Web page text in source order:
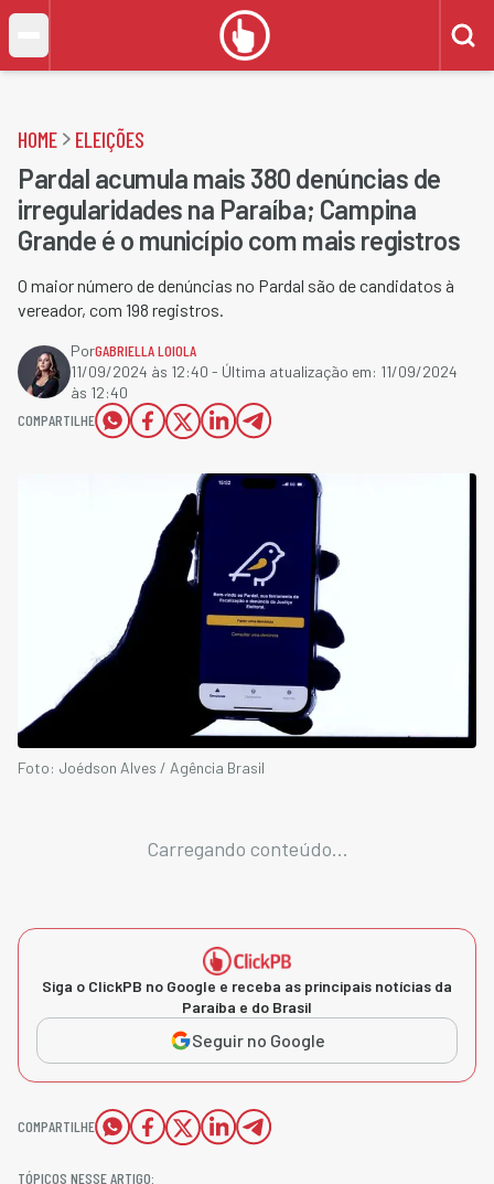
HOME ELEIÇÕES
Pardal acumula mais 380 denúncias de
irregularidades na Paraíba; Campina
Grande é o município com mais registros
O maior número de denúncias no Pardal são de candidatos à
vereador, com 198 registros.
PorGABRIELLA LOIOLA
11/09/2024 às 12:40 - Última atualização em: 11/09/2024
às 12:40
COMPARTILHE
Foto: Joédson Alves / Agência Brasil
Carregando conteúdo...
Siga o ClickPB no Google e receba as principais notícias da
Paraíba e do Brasil
Seguir no Google
COMPARTILHE
TÓPICOS NESSE ARTIGO: